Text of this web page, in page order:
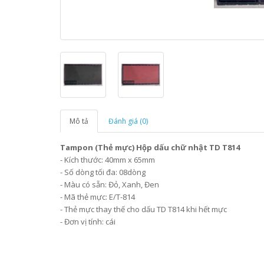
Mô tả Đánh giá (0)
Tampon (Thẻ mực) Hộp dấu chữ nhật TD T814
- Kích thước: 40mm x 65mm
- Số dòng tối đa: 08dòng
- Màu có sẵn: Đỏ, Xanh, Đen
- Mã thẻ mực: E/T-814
- Thẻ mực thay thế cho dấu TD T814 khi hết mực
- Đơn vị tính: cái